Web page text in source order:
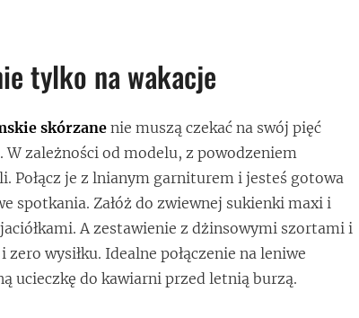
tylko na wakacje
skórzane nie muszą czekać na swój pięć
zależności od modelu, z powodzeniem
Połącz je z lnianym garniturem i jesteś gotowa
spotkania. Załóż do zwiewnej sukienki maxi i
A zestawienie z dżinsowymi szortami i
wysiłku. Idealne połączenie na leniwe
ucieczkę do kawiarni przed letnią burzą.